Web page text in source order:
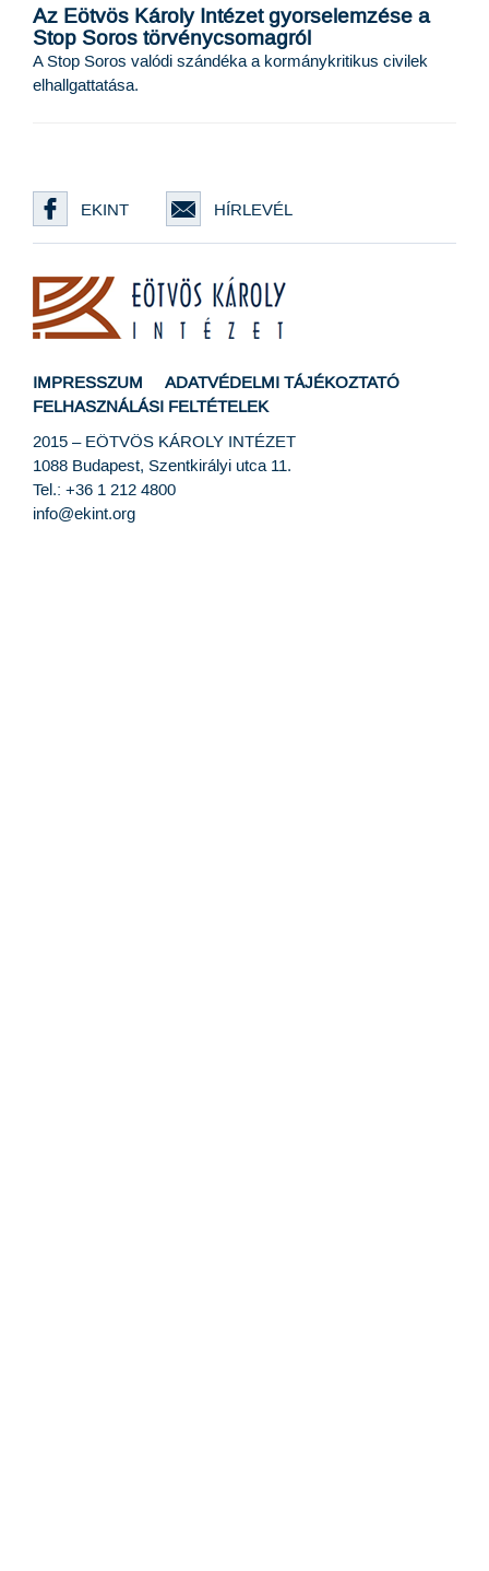
Az Eötvös Károly Intézet gyorselemzése a
Stop Soros törvénycsomagról
A Stop Soros valódi szándéka a kormánykritikus civilek
elhallgattatása.
EKINT HÍRLEVÉL
IMPRESSZUM
ADATVÉDELMI TÁJÉKOZTATÓ
FELHASZNÁLÁSI FELTÉTELEK
2015 – EÖTVÖS KÁROLY INTÉZET
1088 Budapest, Szentkirályi utca 11.
Tel.: +36 1 212 4800
info@ekint.org